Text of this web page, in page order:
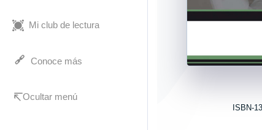
Mi club de lectura
Conoce más
Ocultar menú
ISBN-